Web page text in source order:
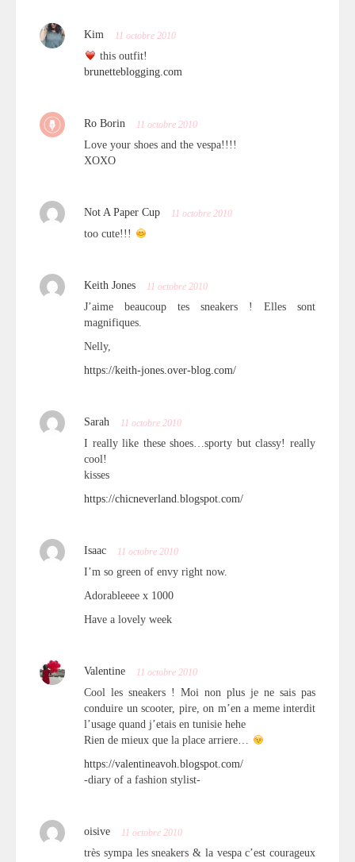
Kim 11 octobre 2010
this outfit!
brunetteblogging.com
Ro Borin 11 octobre 2010
Love your shoes and the vespa!!!!
XOXO
Not A Paper Cup 11 octobre 2010
too cute!!!
Keith Jones 11 octobre 2010
J’aime beaucoup tes sneakers ! Elles sont
magnifiques.
Nelly,
https://keith-jones.over-blog.com/
Sarah 11 octobre 2010
I really like these shoes…sporty but classy! really
cool!
kisses
https://chicneverland.blogspot.com/
Isaac 11 octobre 2010
I’m so green of envy right now.
Adorableeee x 1000
Have a lovely week
Valentine 11 octobre 2010
Cool les sneakers ! Moi non plus je ne sais pas
conduire un scooter, pire, on m’en a meme interdit
l’usage quand j’etais en tunisie hehe
Rien de mieux que la place arriere…
https://valentineavoh.blogspot.com/
-diary of a fashion stylist-
oisive 11 octobre 2010
très sympa les sneakers & la vespa c’est courageux